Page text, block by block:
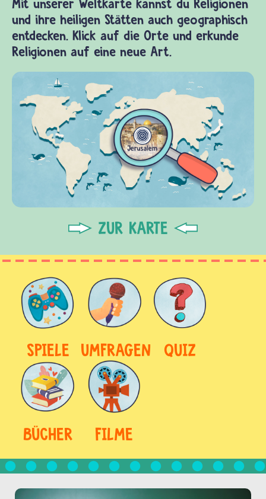
und ihre heiligen Stätten auch geographisch
entdecken. Klick auf die Orte und erkunde
Religionen auf eine neue Art.
ZUR KARTE
SPIELE UMFRAGEN QUIZ
BÜCHER FILME